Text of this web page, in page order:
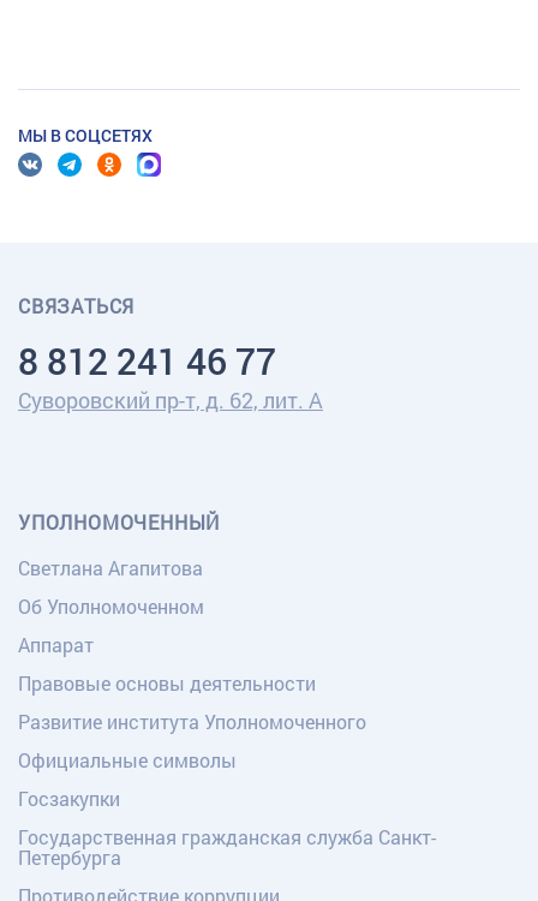
МЫ В СОЦСЕТЯХ
СВЯЗАТЬСЯ
8 812 241 46 77
Суворовский пр-т, д. 62, лит. А
УПОЛНОМОЧЕННЫЙ
Светлана Агапитова
Об Уполномоченном
Аппарат
Правовые основы деятельности
Развитие института Уполномоченного
Официальные символы
Госзакупки
Государственная гражданская служба Санкт-
Петербурга